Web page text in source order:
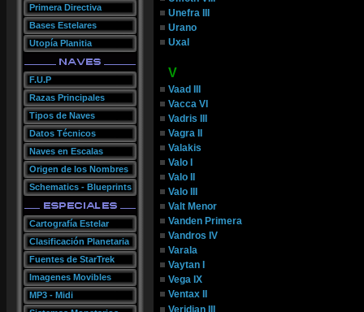
Primera Directiva
Bases Estelares
Utopía Planitia
F.U.P
Razas Principales
Tipos de Naves
Datos Técnicos
Naves en Escalas
Origen de los Nombres
Schematics - Blueprints
Cartografía Estelar
Clasificación Planetaria
Fuentes de StarTrek
Imagenes Movibles
MP3 - Midi
Unefra III
Urano
Uxal
V
Vaad III
Vacca VI
Vadris III
Vagra II
Valakis
Valo I
Valo II
Valo III
Valt Menor
Vanden Primera
Vandros IV
Varala
Vaytan I
Vega IX
Ventax II
Veridian III